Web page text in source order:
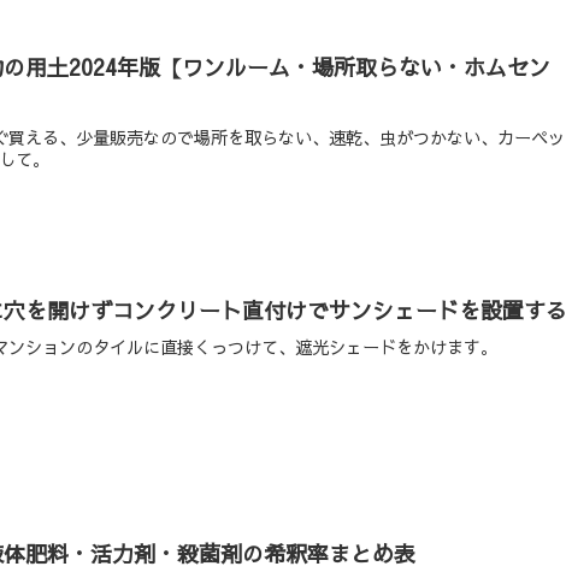
用土2024年版【ワンルーム・場所取らない・ホムセン
える、少量販売なので場所を取らない、速乾、虫がつかない、カーペッ
て。
を開けずコンクリート直付けでサンシェードを設置する
ションのタイルに直接くっつけて、遮光シェードをかけます。
体肥料・活力剤・殺菌剤の希釈率まとめ表